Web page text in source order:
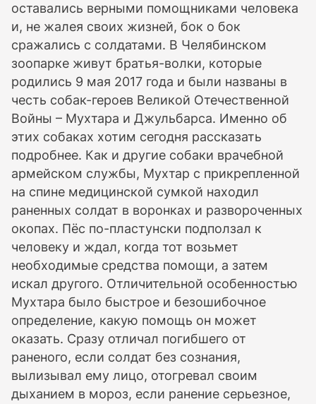
оставались верными помощниками человека
и, не жалея своих жизней, бок о бок
сражались с солдатами. В Челябинском
зоопарке живут братья-волки, которые
родились 9 мая 2017 года и были названы в
честь собак-героев Великой Отечественной
Войны – Мухтара и Джульбарса. Именно об
этих собаках хотим сегодня рассказать
подробнее. Как и другие собаки врачебной
армейском службы, Мухтар с прикрепленной
на спине медицинской сумкой находил
раненных солдат в воронках и развороченных
окопах. Пёс по-пластунски подползал к
человеку и ждал, когда тот возьмет
необходимые средства помощи, а затем
искал другого. Отличительной особенностью
Мухтара было быстрое и безошибочное
определение, какую помощь он может
оказать. Сразу отличал погибшего от
раненого, если солдат без сознания,
вылизывал ему лицо, отогревал своим
дыханием в мороз, если ранение серьезное,